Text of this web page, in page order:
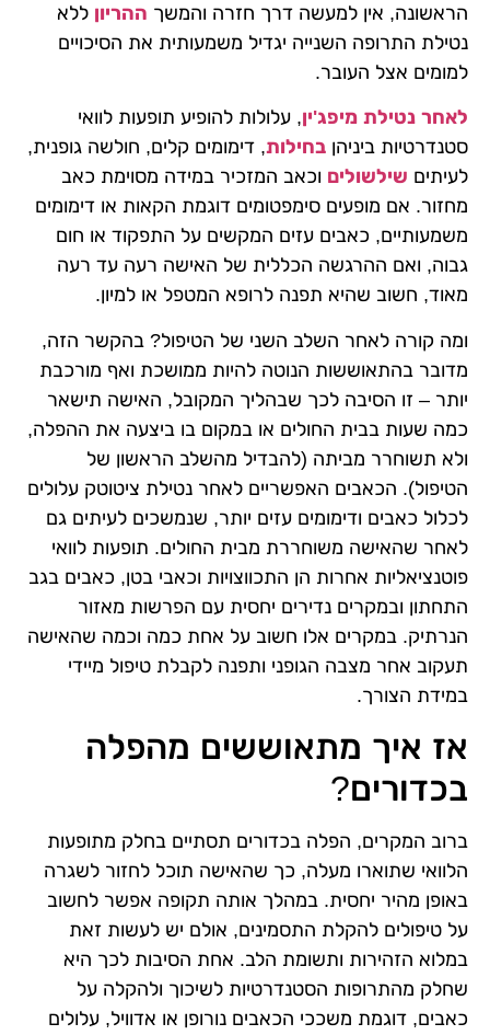
הראשונה, אין למעשה דרך חזרה והמשך ההריון ללא
נטילת התרופה השנייה יגדיל משמעותית את הסיכויים
למומים אצל העובר.
לאחר נטילת מיפג'ין, עלולות להופיע תופעות לוואי
סטנדרטיות ביניהן בחילות, דימומים קלים, חולשה גופנית,
לעיתים שילשולים וכאב המזכיר במידה מסוימת כאב
מחזור. אם מופעים סימפטומים דוגמת הקאות או דימומים
משמעותיים, כאבים עזים המקשים על התפקוד או חום
גבוה, ואם ההרגשה הכללית של האישה רעה עד רעה
מאוד, חשוב שהיא תפנה לרופא המטפל או למיון.
ומה קורה לאחר השלב השני של הטיפול? בהקשר הזה,
מדובר בהתאוששות הנוטה להיות ממושכת ואף מורכבת
יותר – זו הסיבה לכך שבהליך המקובל, האישה תישאר
כמה שעות בבית החולים או במקום בו ביצעה את ההפלה,
ולא תשוחרר מביתה (להבדיל מהשלב הראשון של
הטיפול). הכאבים האפשריים לאחר נטילת ציטוטק עלולים
לכלול כאבים ודימומים עזים יותר, שנמשכים לעיתים גם
לאחר שהאישה משוחררת מבית החולים. תופעות לוואי
פוטנציאליות אחרות הן התכווצויות וכאבי בטן, כאבים בגב
התחתון ובמקרים נדירים יחסית עם הפרשות מאזור
הנרתיק. במקרים אלו חשוב על אחת כמה וכמה שהאישה
תעקוב אחר מצבה הגופני ותפנה לקבלת טיפול מיידי
במידת הצורך.
אז איך מתאוששים מהפלה
בכדורים?
ברוב המקרים, הפלה בכדורים תסתיים בחלק מתופעות
הלוואי שתוארו מעלה, כך שהאישה תוכל לחזור לשגרה
באופן מהיר יחסית. במהלך אותה תקופה אפשר לחשוב
על טיפולים להקלת התסמינים, אולם יש לעשות זאת
במלוא הזהירות ותשומת הלב. אחת הסיבות לכך היא
שחלק מהתרופות הסטנדרטיות לשיכוך ולהקלה על
כאבים, דוגמת משככי הכאבים נורופן או אדוויל, עלולים